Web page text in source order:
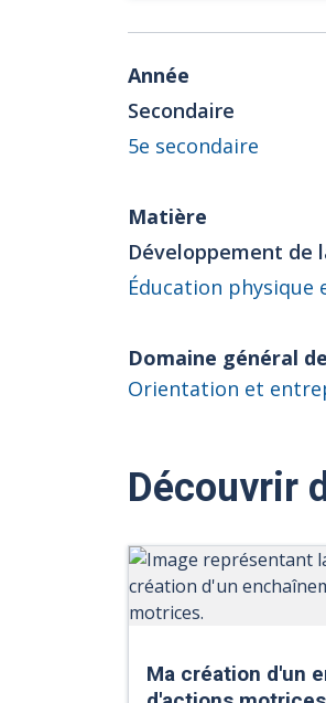
Année
Secondaire
5e secondaire
Matière
Développement de
Éducation physique
Domaine général
Orientation et
Découvrir
Ma création d'un